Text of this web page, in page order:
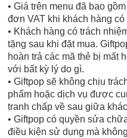
• Giá trên menu đã bao
đơn VAT khi khách hàng có
• Khách hàng có trách
tặng sau khi đặt mua.
hoàn trả các mã thẻ bị mất
với bất kỳ lý do gì.
• Giftpop sẽ không chịu
phẩm hoặc dịch vụ được
tranh chấp về sau giữa
• Giftpop có quyền sửa
điều kiện sử dụng mà